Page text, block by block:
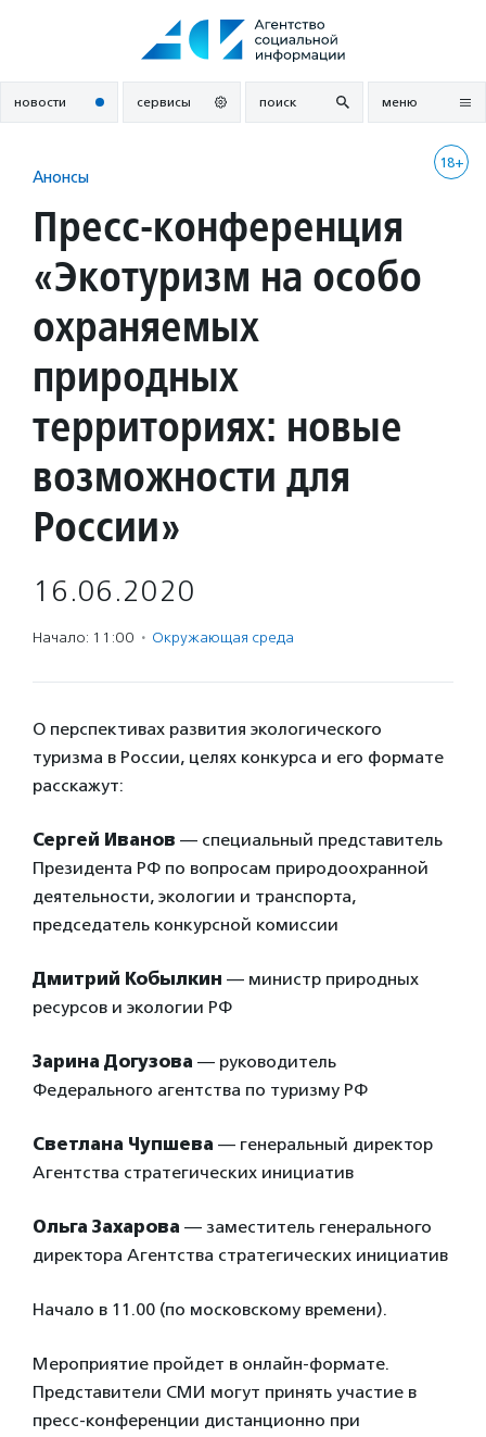
новости сервисы поиск меню
18+
Анонсы
Пресс-конференция
«Экотуризм на особо
охраняемых
природных
территориях: новые
возможности для
России»
16.06.2020
Начало: 11:00 · Окружающая среда
О перспективах развития экологического
туризма в России, целях конкурса и его формате
расскажут:
Сергей Иванов — специальный представитель
Президента РФ по вопросам природоохранной
деятельности, экологии и транспорта,
председатель конкурсной комиссии
Дмитрий Кобылкин — министр природных
ресурсов и экологии РФ
Зарина Догузова — руководитель
Федерального агентства по туризму РФ
Светлана Чупшева — генеральный директор
Агентства стратегических инициатив
Ольга Захарова — заместитель генерального
директора Агентства стратегических инициатив
Начало в 11.00 (по московскому времени).
Мероприятие пройдет в онлайн-формате.
Представители СМИ могут принять участие в
пресс-конференции дистанционно при